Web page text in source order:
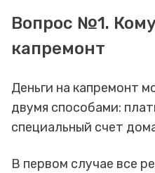
Вопрос №1.
капремонт
Деньги на капремонт
двумя способами:
специальный счет
В первом случае все